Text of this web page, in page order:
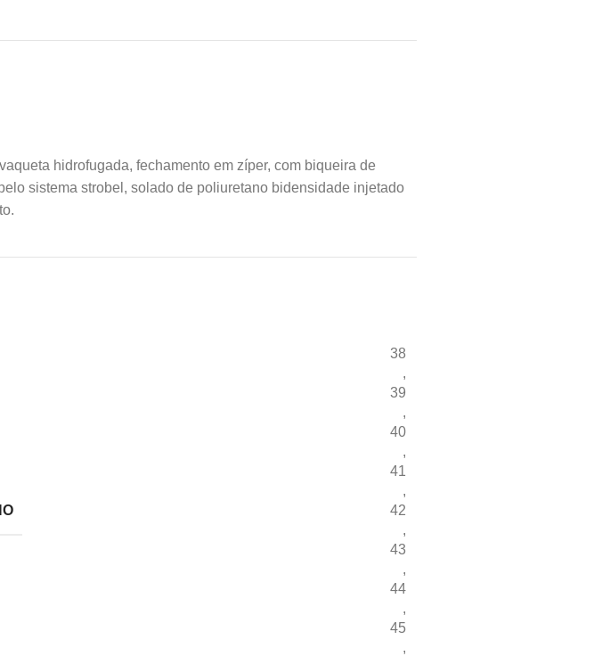
hidrofugada, fechamento em zíper, com biqueira de
sistema strobel, solado de poliuretano bidensidade injetado
38
,
39
,
40
,
41
,
42
,
43
,
44
,
45
,